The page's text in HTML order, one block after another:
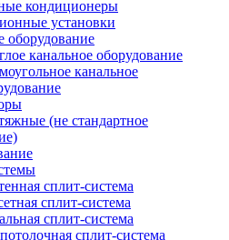
кондиционеры
установки
оборудование
канальное оборудование
канальное
(не стандартное
сплит-система
сплит-система
сплит-система
сплит-система